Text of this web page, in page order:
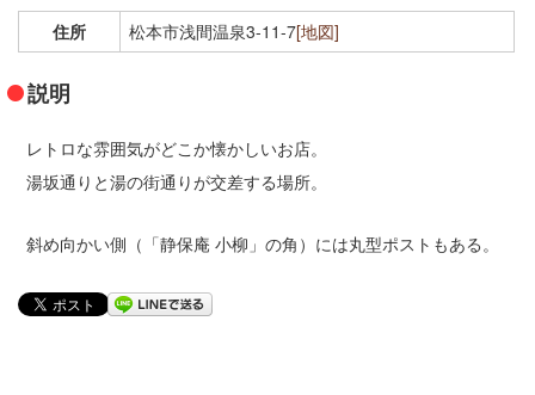
住所 松本市浅間温泉3-11-7[地図]
説明
レトロな雰囲気がどこか懐かしいお店。
湯坂通りと湯の街通りが交差する場所。
斜め向かい側（「静保庵 小柳」の角）には丸型ポストもある。